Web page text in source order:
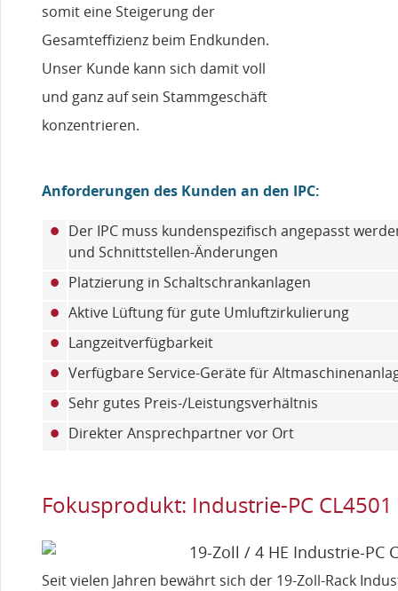
somit eine Steigerung der
Gesamteffizienz beim Endkunden.
Unser Kunde kann sich damit voll
und ganz auf sein Stammgeschäft
konzentrieren.
Anforderungen des Kunden an den IPC:
• Der IPC muss kundenspezifisch angepasst
und Schnittstellen-Änderungen
• Platzierung in Schaltschrankanlagen
• Aktive Lüftung für gute Umluftzirkulierung
• Langzeitverfügbarkeit
• Verfügbare Service-Geräte für
• Sehr gutes Preis-/Leistungsverhältnis
• Direkter Ansprechpartner vor Ort
Fokusprodukt: Industrie-PC CL4501
Seit vielen Jahren bewährt sich der 19-Zoll-Rack